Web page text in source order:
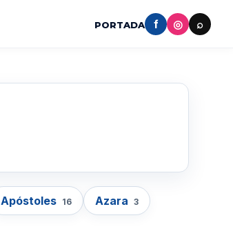
PORTADA f ◎ ⌕
Apóstoles 16 Azara 3